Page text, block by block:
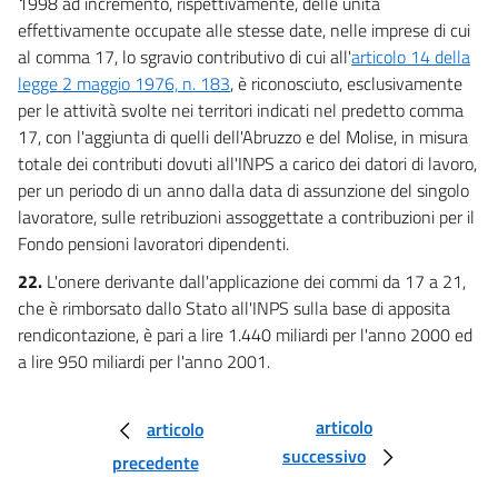
effettivamente occupate alle stesse date, nelle imprese di cui
al comma 17, lo sgravio contributivo di cui all'articolo 14 della
legge 2 maggio 1976, n. 183, è riconosciuto, esclusivamente
per le attività svolte nei territori indicati nel predetto comma
17, con l'aggiunta di quelli dell'Abruzzo e del Molise, in misura
totale dei contributi dovuti all'INPS a carico dei datori di lavoro,
per un periodo di un anno dalla data di assunzione del singolo
lavoratore, sulle retribuzioni assoggettate a contribuzioni per il
Fondo pensioni lavoratori dipendenti.
22. L'onere derivante dall'applicazione dei commi da 17 a 21,
che è rimborsato dallo Stato all'INPS sulla base di apposita
rendicontazione, è pari a lire 1.440 miliardi per l'anno 2000 ed
a lire 950 miliardi per l'anno 2001.
articolo
precedente
articolo
successivo